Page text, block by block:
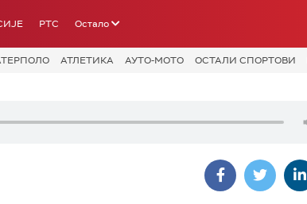
РТС Остало
АТЛЕТИКА АУТО-МОТО ОСТАЛИ СПОРТОВИ